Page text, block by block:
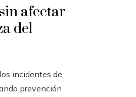
afectar
del
incidentes de
prevención